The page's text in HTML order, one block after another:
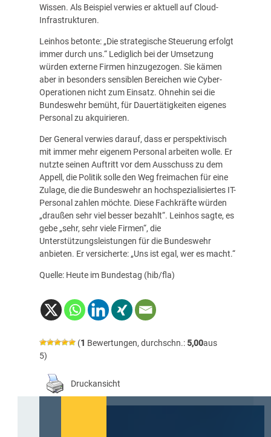
Wissen. Als Beispiel verwies er aktuell auf Cloud-
Infrastrukturen.
Leinhos betonte: „Die strategische Steuerung erfolgt
immer durch uns.“ Lediglich bei der Umsetzung
würden externe Firmen hinzugezogen. Sie kämen
aber in besonders sensiblen Bereichen wie Cyber-
Operationen nicht zum Einsatz. Ohnehin sei die
Bundeswehr bemüht, für Dauertätigkeiten eigenes
Personal zu akquirieren.
Der General verwies darauf, dass er perspektivisch
mit immer mehr eigenem Personal arbeiten wolle. Er
nutzte seinen Auftritt vor dem Ausschuss zu dem
Appell, die Politik solle den Weg freimachen für eine
Zulage, die die Bundeswehr an hochspezialisiertes IT-
Personal zahlen möchte. Diese Fachkräfte würden
„draußen sehr viel besser bezahlt“. Leinhos sagte, es
gebe „sehr, sehr viele Firmen“, die
Unterstützungsleistungen für die Bundeswehr
anbieten. Er versicherte: „Uns ist egal, wer es macht.“
Quelle: Heute im Bundestag (hib/fla)
(1 Bewertungen, durchschn.: 5,00aus
5)
Druckansicht